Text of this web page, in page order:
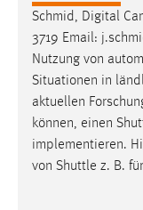
Schmid, Digital
3719 Email:
Nutzung von
Situationen in
aktuellen
können, einen
implementieren.
von Shuttle z. B.